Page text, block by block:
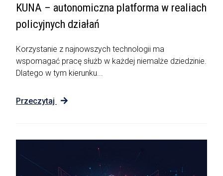
KUNA – autonomiczna platforma w realiach
policyjnych działań
Korzystanie z najnowszych technologii ma
wspomagać pracę służb w każdej niemalże dziedzinie.
Dlatego w tym kierunku...
Przeczytaj